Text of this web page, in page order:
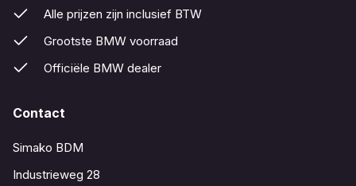
Alle prijzen zijn inclusief BTW
Grootste BMW voorraad
Officiële BMW dealer
Contact
Simako BDM
Industrieweg 28